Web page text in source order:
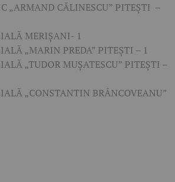
„ARMAND CĂLINESCU” PITEȘTI –
MERIȘANI- 1
„MARIN PREDA” PITEȘTI – 1
„TUDOR MUȘATESCU” PITEȘTI –
„CONSTANTIN BRÂNCOVEANU”